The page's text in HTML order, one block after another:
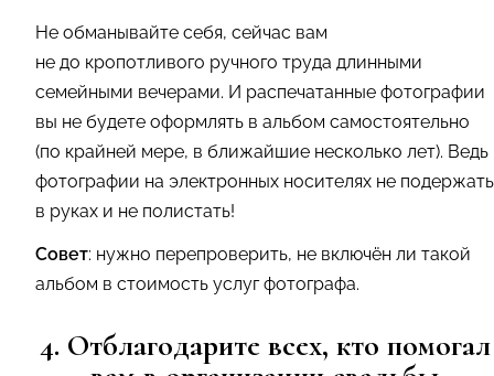
Не обманывайте себя, сейчас вам
не до кропотливого ручного труда длинными
семейными вечерами. И распечатанные фотографии
вы не будете оформлять в альбом самостоятельно
(по крайней мере, в ближайшие несколько лет). Ведь
фотографии на электронных носителях не подержать
в руках и не полистать!
Совет: нужно перепроверить, не включён ли такой
альбом в стоимость услуг фотографа.
4. Отблагодарите всех, кто помогал